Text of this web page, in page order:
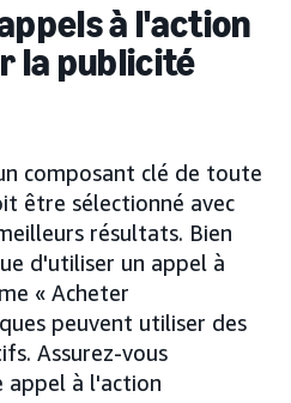
à l'action
la publicité
composant clé de toute
être sélectionné avec
résultats. Bien
d'utiliser un appel à
« Acheter
peuvent utiliser des
Assurez-vous
appel à l'action